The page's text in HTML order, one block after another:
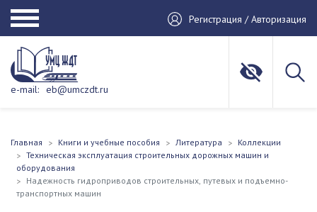
Регистрация / Авторизация
e-mail: eb@umczdt.ru
Главная Книги и учебные пособия Литература
Коллекции
Техническая эксплуатация строительных дорожных машин и
оборудования
Надежность гидроприводов строительных, путевых и подъемно-
транспортных машин